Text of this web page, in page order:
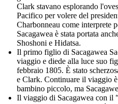
Clark stavano esplorando
Pacifico per volere del
Charbonneau come interprete
Sacagawea è stata portata
Shoshoni e Hidatsa.
Il primo figlio di Sacagawea
viaggio e diede alla luce suo
febbraio 1805. È stato
e Clark. Continuare il viaggio
bambino piccolo, ma
Il viaggio di Sacagawea con il